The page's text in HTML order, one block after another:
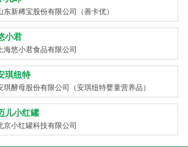
东新稀宝股份有限公司（善卡优）
小君
海悠小君食品有限公司
琪纽特
琪酵母股份有限公司（安琪纽特婴童营养品）
儿小红罐
京小红罐科技有限公司